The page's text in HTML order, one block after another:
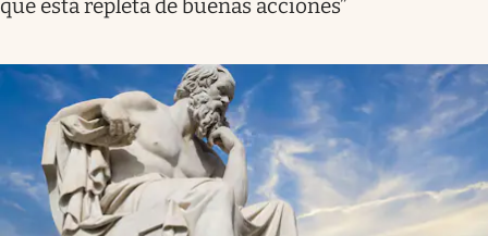
que está repleta de buenas acciones”